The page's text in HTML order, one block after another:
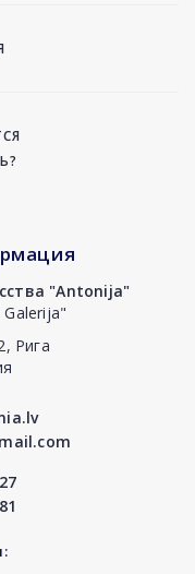
"Antonija"
Galerija"
Рига